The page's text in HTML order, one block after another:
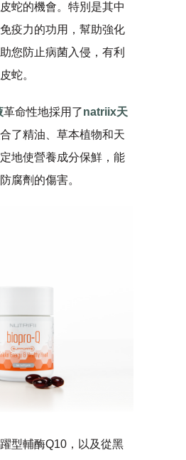
蛇的機會。特別是其中
疫力的功用，幫助強化
您防止病菌入侵，有利
蛇。
革命性地採用了natriix天
合了精油、草本植物和天
地使營養成分保鮮，能
腐劑的傷害。
型輔酶Q10，以及從黑